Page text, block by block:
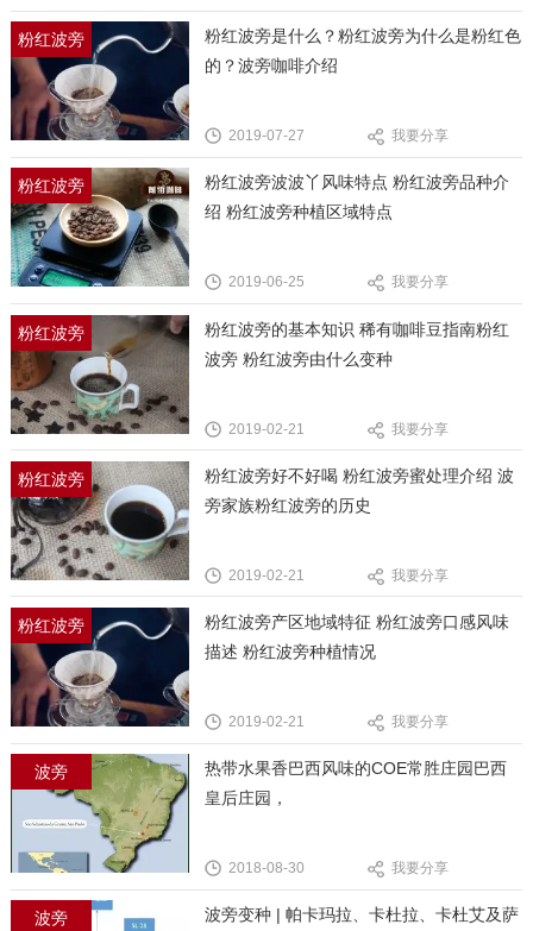
粉红波旁
粉红波旁是什么？粉红波旁为什么是粉红色
的？波旁咖啡介绍
2019-07-27 我要分享
粉红波旁
粉红波旁波波丫风味特点 粉红波旁品种介
绍 粉红波旁种植区域特点
2019-06-25 我要分享
粉红波旁
粉红波旁的基本知识 稀有咖啡豆指南粉红
波旁 粉红波旁由什么变种
2019-02-21 我要分享
粉红波旁
粉红波旁好不好喝 粉红波旁蜜处理介绍 波
旁家族粉红波旁的历史
2019-02-21 我要分享
粉红波旁
粉红波旁产区地域特征 粉红波旁口感风味
描述 粉红波旁种植情况
2019-02-21 我要分享
波旁
热带水果香巴西风味的COE常胜庄园巴西
皇后庄园，
2018-08-30 我要分享
波旁
波旁变种 | 帕卡玛拉、卡杜拉、卡杜艾及萨